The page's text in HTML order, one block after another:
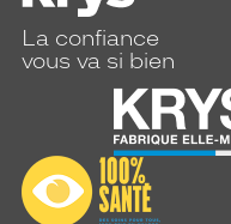
La confiance
vous va si bien